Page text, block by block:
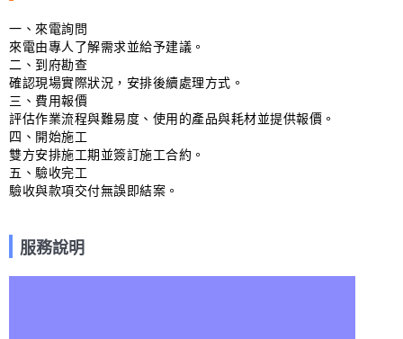
一、來電詢問
來電由專人了解需求並給予建議。
二、到府勘查
確認現場實際狀況，安排後續處理方式。
三、費用報價
評估作業流程與難易度、使用的產品與耗材並提供報價。
四、開始施工
雙方安排施工期並簽訂施工合約。
五、驗收完工
驗收與款項交付無誤即結案。
服務說明